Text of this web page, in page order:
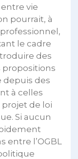
vie
pourrait, à
le cadre
des
depuis des
à celles
de loi
Si aucun
entre l’OGBL